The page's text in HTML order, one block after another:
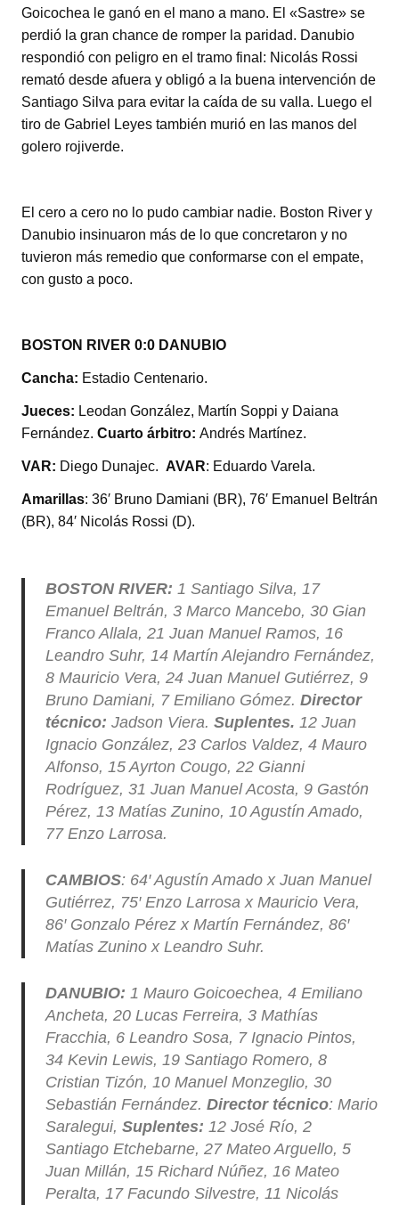
Goicochea le ganó en el mano a mano. El «Sastre» se
perdió la gran chance de romper la paridad. Danubio
respondió con peligro en el tramo final: Nicolás Rossi
remató desde afuera y obligó a la buena intervención de
Santiago Silva para evitar la caída de su valla. Luego el
tiro de Gabriel Leyes también murió en las manos del
golero rojiverde.
El cero a cero no lo pudo cambiar nadie. Boston River y
Danubio insinuaron más de lo que concretaron y no
tuvieron más remedio que conformarse con el empate,
con gusto a poco.
BOSTON RIVER 0:0 DANUBIO
Cancha: Estadio Centenario.
Jueces: Leodan González, Martín Soppi y Daiana
Fernández. Cuarto árbitro: Andrés Martínez.
VAR: Diego Dunajec. AVAR: Eduardo Varela.
Amarillas: 36′ Bruno Damiani (BR), 76′ Emanuel Beltrán
(BR), 84′ Nicolás Rossi (D).
BOSTON RIVER: 1 Santiago Silva, 17
Emanuel Beltrán, 3 Marco Mancebo, 30 Gian
Franco Allala, 21 Juan Manuel Ramos, 16
Leandro Suhr, 14 Martín Alejandro Fernández,
8 Mauricio Vera, 24 Juan Manuel Gutiérrez, 9
Bruno Damiani, 7 Emiliano Gómez. Director
técnico: Jadson Viera. Suplentes. 12 Juan
Ignacio González, 23 Carlos Valdez, 4 Mauro
Alfonso, 15 Ayrton Cougo, 22 Gianni
Rodríguez, 31 Juan Manuel Acosta, 9 Gastón
Pérez, 13 Matías Zunino, 10 Agustín Amado,
77 Enzo Larrosa.
CAMBIOS: 64′ Agustín Amado x Juan Manuel
Gutiérrez, 75′ Enzo Larrosa x Mauricio Vera,
86′ Gonzalo Pérez x Martín Fernández, 86′
Matías Zunino x Leandro Suhr.
DANUBIO: 1 Mauro Goicoechea, 4 Emiliano
Ancheta, 20 Lucas Ferreira, 3 Mathías
Fracchia, 6 Leandro Sosa, 7 Ignacio Pintos,
34 Kevin Lewis, 19 Santiago Romero, 8
Cristian Tizón, 10 Manuel Monzeglio, 30
Sebastián Fernández. Director técnico: Mario
Saralegui, Suplentes: 12 José Río, 2
Santiago Etchebarne, 27 Mateo Arguello, 5
Juan Millán, 15 Richard Núñez, 16 Mateo
Peralta, 17 Facundo Silvestre, 11 Nicolás